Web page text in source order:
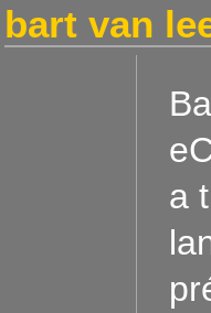
bart van
a